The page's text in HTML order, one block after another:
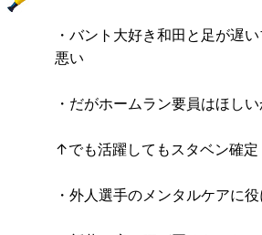
・バント大好き和田と足が遅
悪い
・だがホームラン要員はほし
↑でも活躍してもスタベン確定
・外人選手のメンタルケアに